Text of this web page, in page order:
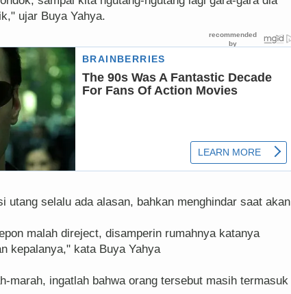
ujar Buya Yahya.
utang selalu ada alasan, bahkan menghindar saat akan
malah direject, disamperin rumahnya katanya
kepalanya," kata Buya Yahya
marah, ingatlah bahwa orang tersebut masih termasuk